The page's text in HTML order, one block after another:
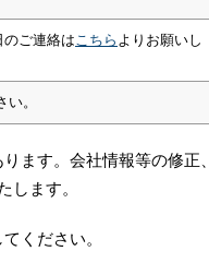
ご連絡は こちら よりお願いし
い。
ます。会社情報等の修正、
します。
ください。